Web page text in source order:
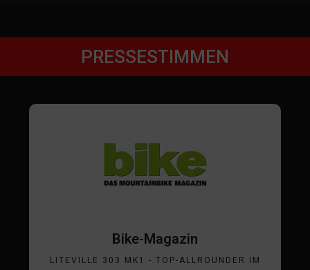
PRESSESTIMMEN
Bike-Magazin
LITEVILLE 303 MK1 - TOP-ALLROUNDER IM